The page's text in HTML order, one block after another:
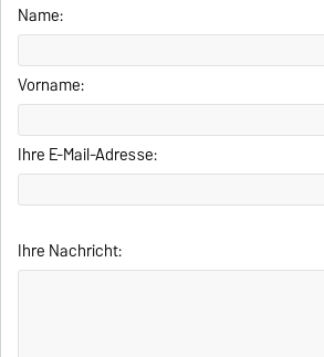
Name:
Vorname:
Ihre E-Mail-Adresse:
Ihre Nachricht: